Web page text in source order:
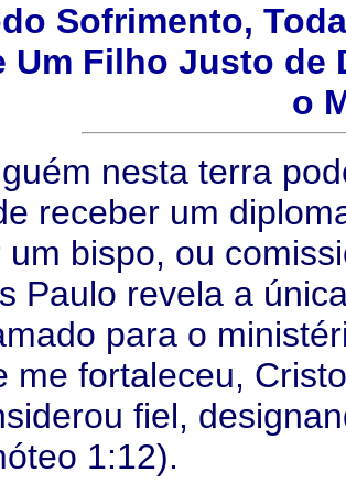
Sofrimento,
Um Filho Justo de
o
nesta terra
receber um
um bispo, ou
Paulo revela a
para o
me fortaleceu,
fiel,
1:12).